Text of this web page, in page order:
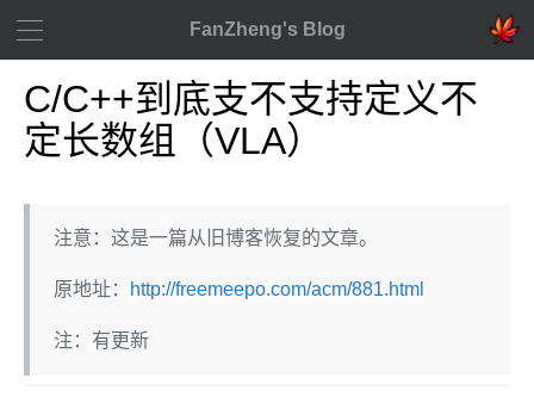
FanZheng's Blog
C/C++到底支不支持定义不
定长数组（VLA）
注意：这是一篇从旧博客恢复的文章。
原地址： http://freemeepo.com/acm/881.html
注：有更新